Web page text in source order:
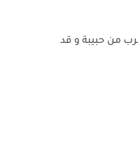
من حبيبة و قد